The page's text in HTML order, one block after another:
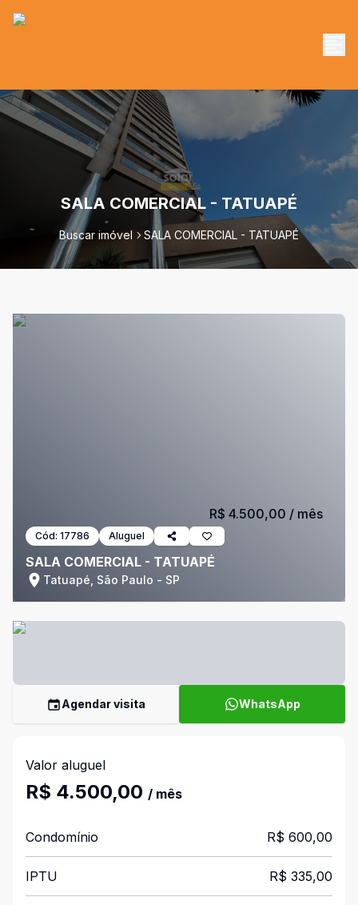
SALA COMERCIAL - TATUAPÉ
Buscar imóvel SALA COMERCIAL - TATUAPÉ
Cód: 17786 Aluguel
SALA COMERCIAL - TATUAPÉ
Tatuapé, São Paulo - SP
R$ 4.500,00 / mês
Agendar visita WhatsApp
Valor aluguel
R$ 4.500,00 / mês
Condomínio R$ 600,00
IPTU R$ 335,00